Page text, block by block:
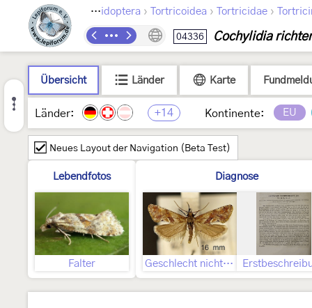
Lepidoptera › Tortricoidea › Tortricidae ›
04336 Cochylidia
Übersicht Länder Karte
Länder: +14 Kontinente: EU
Neues Layout der Navigation (Beta Test)
Lebendfotos
Falter
Diagnose
Geschlecht nicht bestimmt